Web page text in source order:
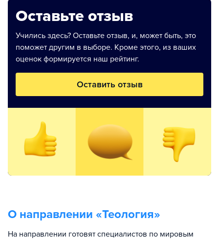
Оставьте отзыв
Учились здесь? Оставьте отзыв, и, может быть, это
поможет другим в выборе. Кроме этого, из ваших
оценок формируется наш рейтинг.
Оставить отзыв
О направлении «Теология»
На направлении готовят специалистов по мировым